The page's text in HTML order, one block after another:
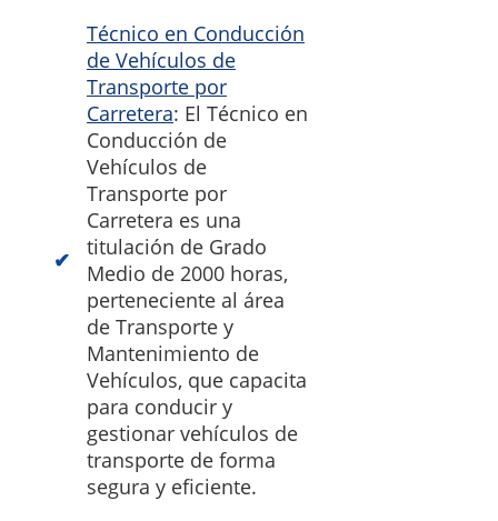
Técnico en Conducción
de Vehículos de
Transporte por
Carretera: El Técnico en
Conducción de
Vehículos de
Transporte por
Carretera es una
titulación de Grado
Medio de 2000 horas,
perteneciente al área
de Transporte y
Mantenimiento de
Vehículos, que capacita
para conducir y
gestionar vehículos de
transporte de forma
segura y eficiente.